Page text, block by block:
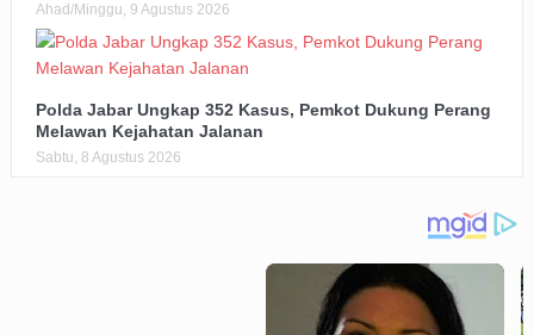
Ahad/Minggu, 9 Agustus 2026
Polda Jabar Ungkap 352 Kasus, Pemkot Dukung Perang
Melawan Kejahatan Jalanan
Sabtu, 8 Agustus 2026